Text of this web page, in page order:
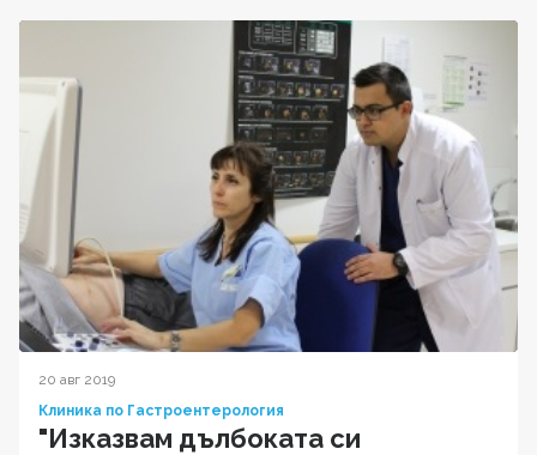
20 авг 2019
Клиника по Гастроентерология
"Изказвам дълбоката си